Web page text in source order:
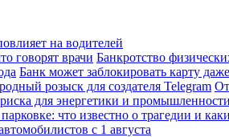
на водителей
говорят врачи Банкротство
Банк может заблокировать карту
розыск для создателя Telegram
для энергетики и промышленности
что известно о трагедии и
с 1 августа